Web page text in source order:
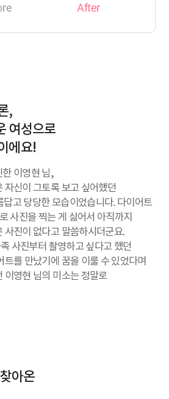
After
,
여성으로
에요!
한 이영현 님,
자신이 그토록 보고 싶어했던
고 당당한 모습이었습니다. 다이어트
사진을 찍는 게 싫어서 아직까지
사진이 없다고 말씀하시더군요.
사진부터 촬영하고 싶다고 했던
트를 만났기에 꿈을 이룰 수 있었다며
이영현 님의 미소는 정말로
아온